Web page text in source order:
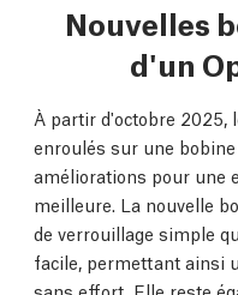
Nouvelles
d'un
À partir d'octobre
enroulés sur une
améliorations pour une
meilleure. La nouvelle
de verrouillage simple
facile, permettant ainsi